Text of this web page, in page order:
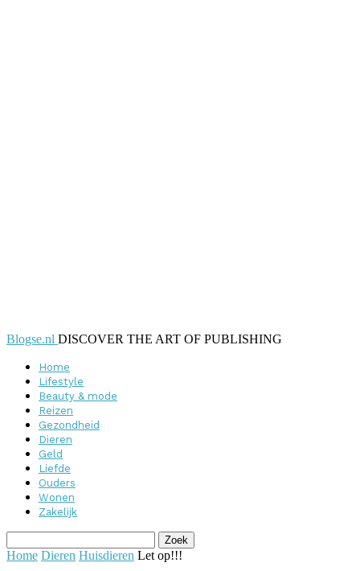
Blogse.nl DISCOVER THE ART OF PUBLISHING
Home
Lifestyle
Beauty & mode
Reizen
Gezondheid
Dieren
Geld
Liefde
Ouders
Wonen
Zakelijk
Home Dieren Huisdieren Let op!!!